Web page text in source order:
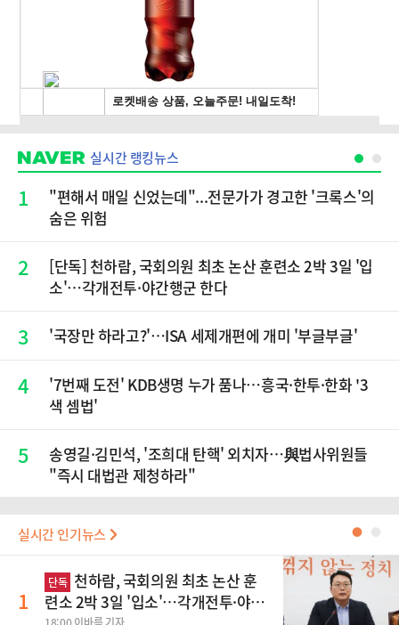
실시간 랭킹뉴스
1
"편해서 매일 신었는데"...전문가가 경고한 '크록스'의
숨은 위험
2
[단독] 천하람, 국회의원 최초 논산 훈련소 2박 3일 '입
소'…각개전투·야간행군 한다
3 '국장만 하라고?'…ISA 세제개편에 개미 '부글부글'
4
'7번째 도전' KDB생명 누가 품나…흥국·한투·한화 '3
색 셈법'
5
송영길·김민석, '조희대 탄핵' 외치자…與법사위원들
"즉시 대법관 제청하라"
실시간 인기뉴스 ●
1
단독 천하람, 국회의원 최초 논산 훈
련소 2박 3일 '입소'…각개전투·야간